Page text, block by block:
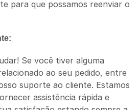
para que possamos reenviar o
Se você tiver alguma
ao seu pedido, entre
suporte ao cliente. Estamos
assistência rápida e